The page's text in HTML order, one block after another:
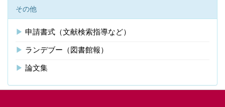
その他
▶ 申請書式（文献検索指導など）
▶ ランデブー（図書館報）
▶ 論文集